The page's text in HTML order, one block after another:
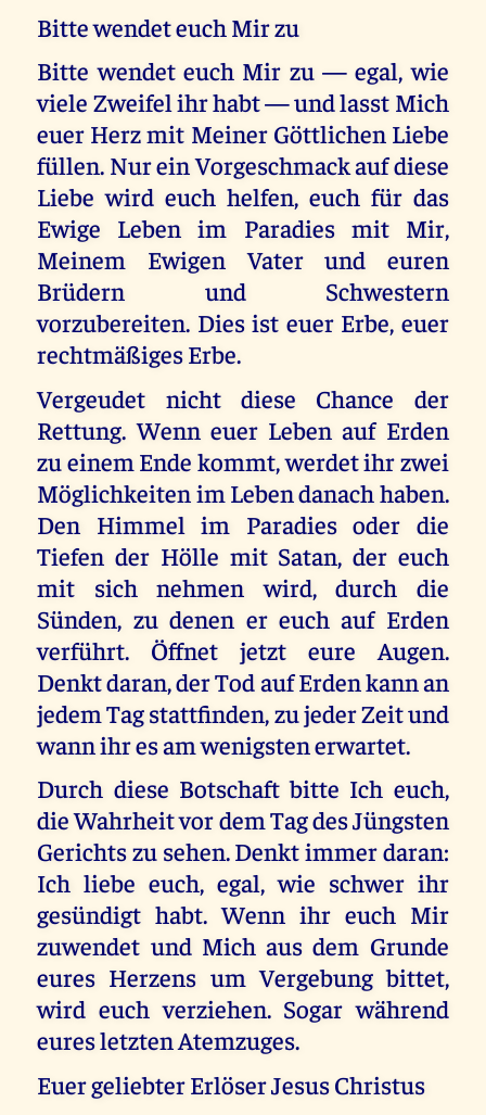
Bitte wendet euch Mir zu
Bitte wendet euch Mir zu — egal, wie
viele Zweifel ihr habt — und lasst Mich
euer Herz mit Meiner Göttlichen Liebe
füllen. Nur ein Vorgeschmack auf diese
Liebe wird euch helfen, euch für das
Ewige Leben im Paradies mit Mir,
Meinem Ewigen Vater und euren
Brüdern und Schwestern
vorzubereiten. Dies ist euer Erbe, euer
rechtmäßiges Erbe.
Vergeudet nicht diese Chance der
Rettung. Wenn euer Leben auf Erden
zu einem Ende kommt, werdet ihr zwei
Möglichkeiten im Leben danach haben.
Den Himmel im Paradies oder die
Tiefen der Hölle mit Satan, der euch
mit sich nehmen wird, durch die
Sünden, zu denen er euch auf Erden
verführt. Öffnet jetzt eure Augen.
Denkt daran, der Tod auf Erden kann an
jedem Tag stattfinden, zu jeder Zeit und
wann ihr es am wenigsten erwartet.
Durch diese Botschaft bitte Ich euch,
die Wahrheit vor dem Tag des Jüngsten
Gerichts zu sehen. Denkt immer daran:
Ich liebe euch, egal, wie schwer ihr
gesündigt habt. Wenn ihr euch Mir
zuwendet und Mich aus dem Grunde
eures Herzens um Vergebung bittet,
wird euch verziehen. Sogar während
eures letzten Atemzuges.
Euer geliebter Erlöser Jesus Christus